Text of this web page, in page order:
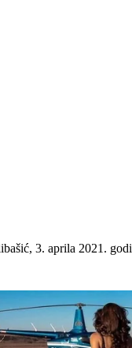
3. aprila 2021.